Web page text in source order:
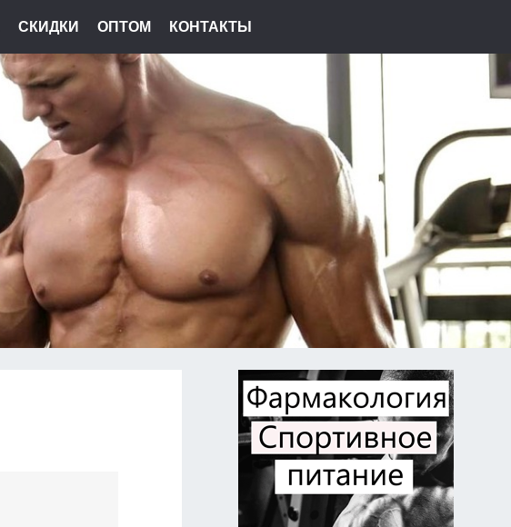
СКИДКИ ОПТОМ КОНТАКТЫ